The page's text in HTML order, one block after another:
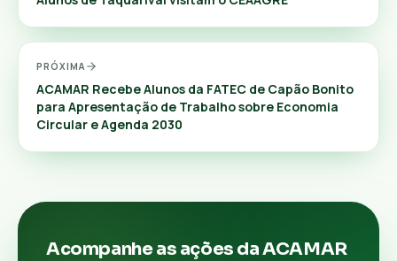
PRÓXIMA
ACAMAR Recebe Alunos da FATEC de Capão Bonito
para Apresentação de Trabalho sobre Economia
Circular e Agenda 2030
Acompanhe as ações da ACAMAR